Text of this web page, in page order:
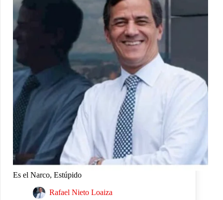
Es el Narco, Estúpido
Rafael Nieto Loaiza